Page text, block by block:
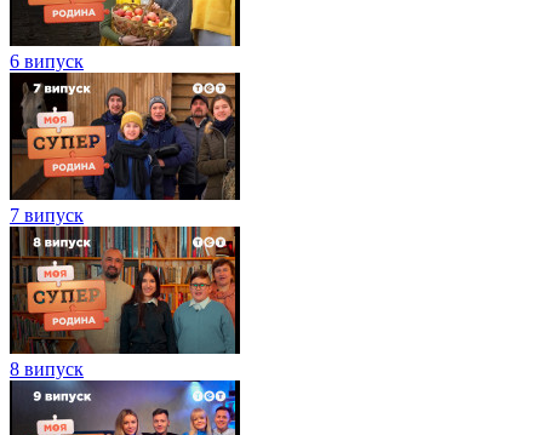
6 випуск
7 випуск
8 випуск